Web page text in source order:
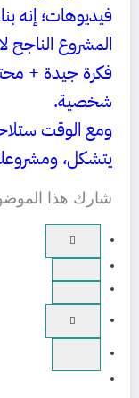
فيديوهات؛ إنه
المشروع الناجح
فكرة جيدة +
شخصية.
ومع الوقت
يتشكل،
شارك هذا